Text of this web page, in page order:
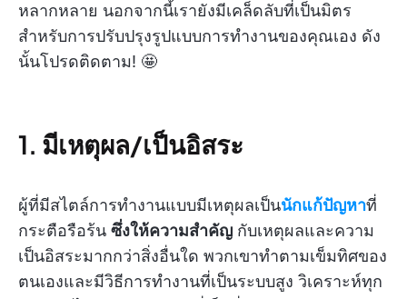
หลากหลาย นอกจากนี้เรายังมีเคล็ดลับที่เป็นมิตร
สำหรับการปรับปรุงรูปแบบการทำงานของคุณเอง ดัง
นั้นโปรดติดตาม! 🤩
1. มีเหตุผล/เป็นอิสระ
ผู้ที่มีสไตล์การทำงานแบบมีเหตุผลเป็นนักแก้ปัญหาที่
กระตือรือร้น ซึ่งให้ความสำคัญ กับเหตุผลและความ
เป็นอิสระมากกว่าสิ่งอื่นใด พวกเขาทำตามเข็มทิศของ
ตนเองและมีวิธีการทำงานที่เป็นระบบสูง วิเคราะห์ทุก